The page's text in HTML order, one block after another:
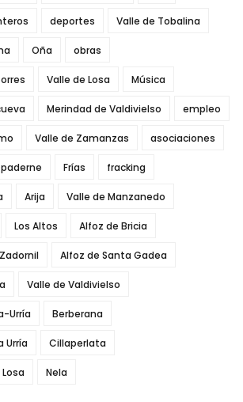
deportes Valle de Tobalina
Oña obras
Valle de Losa Música
Merindad de Valdivielso empleo
Valle de Zamanzas asociaciones
Frías fracking
Arija Valle de Manzanedo
Los Altos Alfoz de Bricia
Alfoz de Santa Gadea
Valle de Valdivielso
Urría Berberana
Urría Cillaperlata
Nela